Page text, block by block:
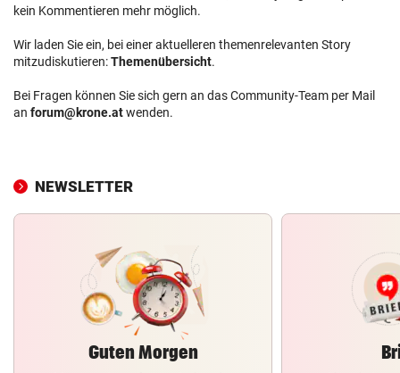
kein Kommentieren mehr möglich.
Wir laden Sie ein, bei einer aktuelleren themenrelevanten Story
mitzudiskutieren:Themenübersicht.
Bei Fragen können Sie sich gern an das Community-Team per Mail
an forum@krone.atwenden.
NEWSLETTER
Guten Morgen